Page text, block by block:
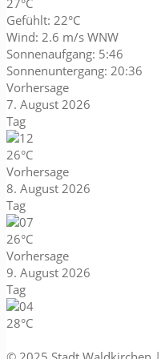
27°C
Gefühlt: 22°C
Wind: 2.6 m/s WNW
Sonnenaufgang: 5:46
Sonnenuntergang: 20:36
Vorhersage
7. August 2026
Tag
26°C
Vorhersage
8. August 2026
Tag
26°C
Vorhersage
9. August 2026
Tag
28°C